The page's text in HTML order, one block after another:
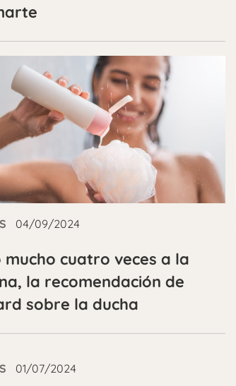
04/09/2024
mucho cuatro veces a la
la recomendación de
sobre la ducha
01/07/2024